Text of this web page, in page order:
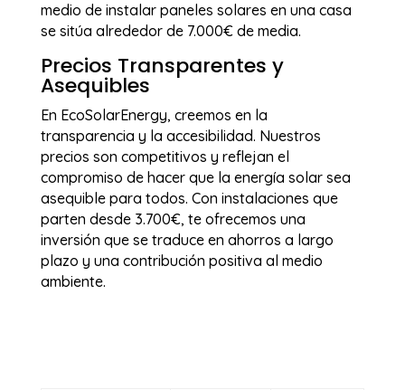
medio de instalar paneles solares en una casa
se sitúa alrededor de 7.000€ de media.
Precios Transparentes y
Asequibles
En EcoSolarEnergy, creemos en la
transparencia y la accesibilidad. Nuestros
precios son competitivos y reflejan el
compromiso de hacer que la energía solar sea
asequible para todos. Con instalaciones que
parten desde 3.700€, te ofrecemos una
inversión que se traduce en ahorros a largo
plazo y una contribución positiva al medio
ambiente.